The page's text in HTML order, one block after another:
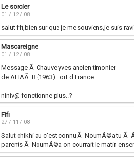
Le sorcier
01 / 12 / 08
salut fifi,bien sur que je me souviens,je suis
Mascareigne
01 / 12 / 08
Message Ã Chauve yves ancien timonier
de ALTAÃ¯R (1963).Fort d France.
niniv@ fonctionne plus..?
Fifi
27 / 11 / 08
Salut chikhi au c'est connu Ã NoumÃ©a tu Ã
parents Ã NoumÃ©a on courrait le matin